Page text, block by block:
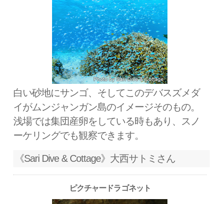
白い砂地にサンゴ、そしてこのデバスズメダ
イがムンジャンガン島のイメージそのもの。
浅場では集団産卵をしている時もあり、スノ
ーケリングでも観察できます。
《Sari Dive & Cottage》大西サトミさん
ピクチャードラゴネット